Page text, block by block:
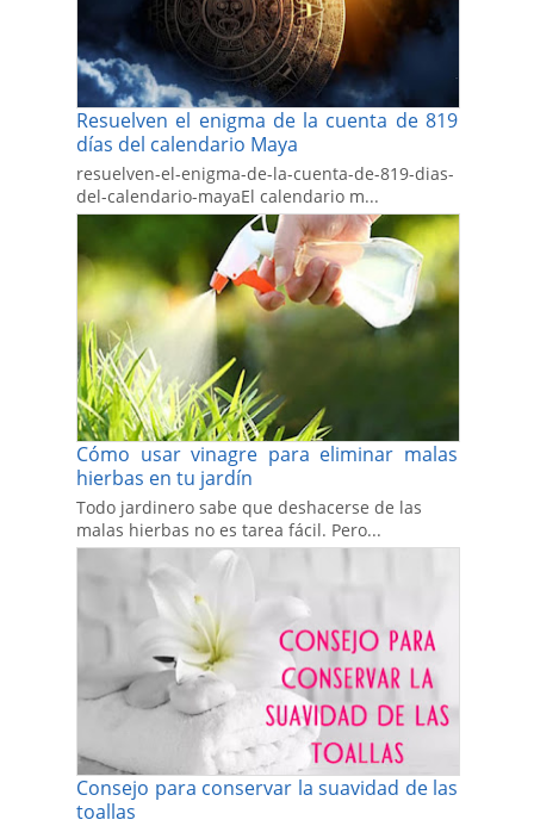
Resuelven el enigma de la cuenta de 819
días del calendario Maya
resuelven-el-enigma-de-la-cuenta-de-819-dias-
del-calendario-mayaEl calendario m...
Cómo usar vinagre para eliminar malas
hierbas en tu jardín
Todo jardinero sabe que deshacerse de las
malas hierbas no es tarea fácil. Pero...
Consejo para conservar la suavidad de las
toallas